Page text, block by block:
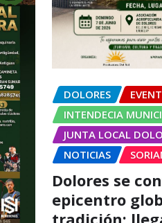
DOLORES
INTENDECIA
JUNTA LOCAL
NOTICIAS
Dolores se
epicentro
tradición: